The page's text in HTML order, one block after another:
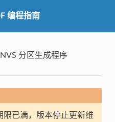
编程指南
NVS 分区生成程序
限已满，版本停止更新维